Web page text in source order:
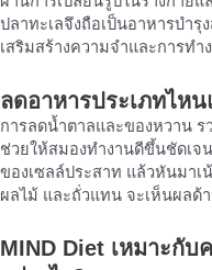
ปลาทะเลจึงถือเป็นอาหารบำ
เสริมสร้างความจำและการทำ
ลดอาหารประเภทไห
การลดน้ำตาลและของหวาน
ช่วยให้สมองทำงานดีขึ้นชัดเจ
ของเซลล์ประสาท แล้วหันมาเ
ผลไม้ และถั่วแทน จะเห็นผลด้
MIND Diet เหมาะกั